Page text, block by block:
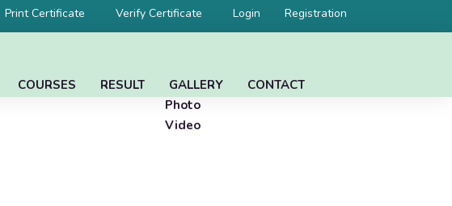
Print Certificate Verify Certificate Login Registration
CONTACT
GALLERY
Photo
Video
RESULT
COURSES